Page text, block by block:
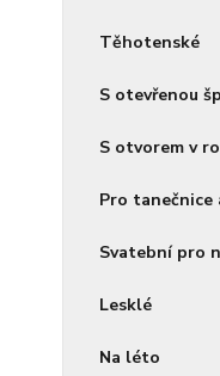
Těhotenské
S otevřenou
S otvorem v
Pro tanečnice
Svatební pro
Lesklé
Na léto